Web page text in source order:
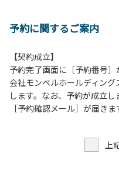
テントの設営、テーブル・
【ロッジご利用上の注意
１.動物（ペット類）の同
２.安全管理上、お子様の
３.調度品などの持ち出し
６.周囲に迷惑となるよう
予約に関するご案内
【契約成立】
予約完了画面に［予約番号
会社モンベルホールディン
します。なお、予約が成立
［予約確認メール］が届きま
上